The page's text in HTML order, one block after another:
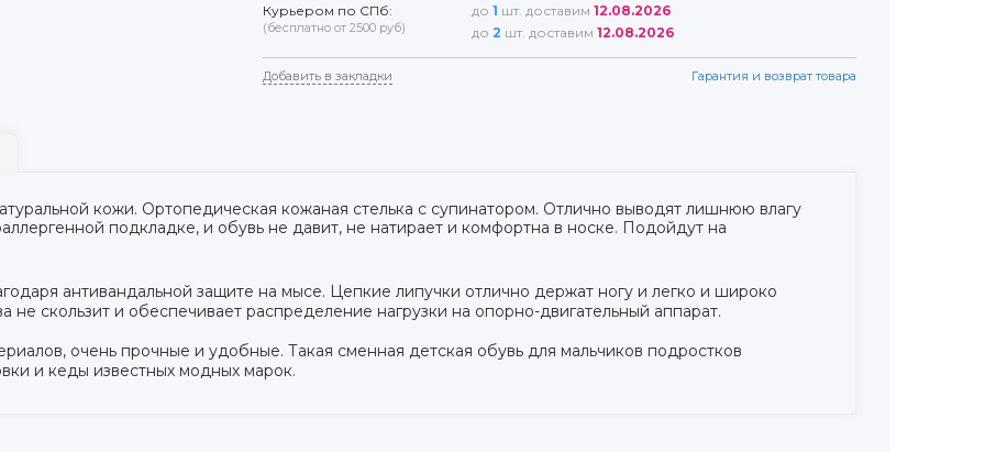
Курьером по СПб:
(бесплатно от 2500 руб)
до 1 шт. доставим 12.08.2026
до 2 шт. доставим 12.08.2026
Добавить в закладки Гарантия и возврат товара
кожи. Ортопедическая кожаная стелька с супинатором. Отлично выводят лишнюю влагу
подкладке, и обувь не давит, не натирает и комфортна в носке. Подойдут на
антивандальной защите на мысе. Цепкие липучки отлично держат ногу и легко и широко
скользит и обеспечивает распределение нагрузки на опорно-двигательный аппарат.
очень прочные и удобные. Такая сменная детская обувь для мальчиков подростков
и кеды известных модных марок.